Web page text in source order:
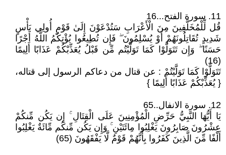
11. سورة الفتح...16
قُل لِّلْمُخَلَّفِينَ مِنَ الْأَعْرَابِ سَتُدْعَوْنَ إِلَىٰ قَوْمٍ أُولِي بَأْسٍ
شَدِيدٍ تُقَاتِلُونَهُمْ أَوْ يُسْلِمُونَ ۖ فَإِن تُطِيعُوا يُؤْتِكُمُ اللَّهُ أَجْرًا
حَسَنًا ۖ وَإِن تَتَوَلَّوْا كَمَا تَوَلَّيْتُم مِّن قَبْلُ يُعَذِّبْكُمْ عَذَابًا أَلِيمًا
(16)
تَتَوَلَّوْا كَمَا تَوَلَّيْتُمْ : عن قتال من دعاكم الرسول إلى قتاله،
{ يُعَذِّبْكُمْ عَذَابًا أَلِيمًا }
12. سورة الانفال..65
يَا أَيُّهَا النَّبِيُّ حَرِّضِ الْمُؤْمِنِينَ عَلَى الْقِتَالِ ۚ إِن يَكُن مِّنكُمْ
عِشْرُونَ صَابِرُونَ يَغْلِبُوا مِائَتَيْنِ ۚ وَإِن يَكُن مِّنكُم مِّائَةٌ يَغْلِبُوا
أَلْفًا مِّنَ الَّذِينَ كَفَرُوا بِأَنَّهُمْ قَوْمٌ لَّا يَفْقَهُونَ (65)